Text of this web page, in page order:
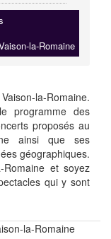
la-Romaine
la-Romaine.
programme des
proposés au
ainsi que ses
géographiques.
et soyez
qui y sont
la-Romaine